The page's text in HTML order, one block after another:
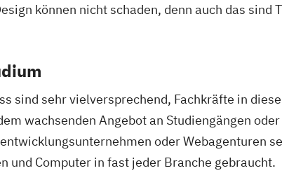
können nicht schaden, denn auch das sind
sind sehr vielversprechend, Fachkräfte in
wachsenden Angebot an Studiengängen
oder Webagenturen
und Computer in fast jeder Branche gebraucht.